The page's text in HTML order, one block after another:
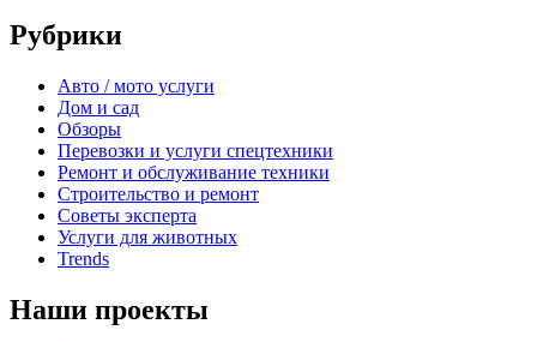
Рубрики
Авто / мото услуги
Дом и сад
Обзоры
Перевозки и услуги спецтехники
Ремонт и обслуживание техники
Строительство и ремонт
Советы эксперта
Услуги для животных
Trends
Наши проекты